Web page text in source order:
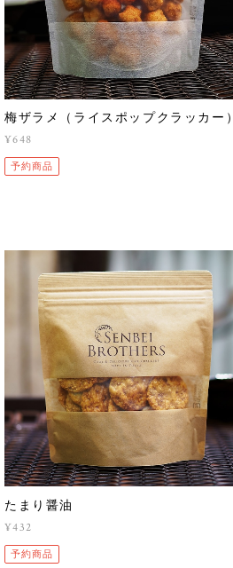
梅ザラメ（ライスポップクラッカー）
¥648
予約商品
たまり醤油
¥432
予約商品